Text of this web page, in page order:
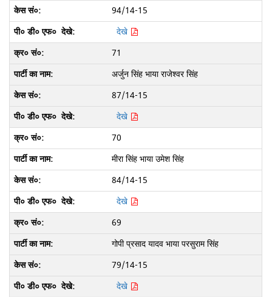
94/14-15
देखे
71
अर्जुन सिंह भाया राजेश्वर सिंह
87/14-15
देखे
70
मीरा सिंह भाया उमेश सिंह
84/14-15
देखे
69
गोपी प्रसाद यादव भाया परसुराम सिंह
79/14-15
देखे